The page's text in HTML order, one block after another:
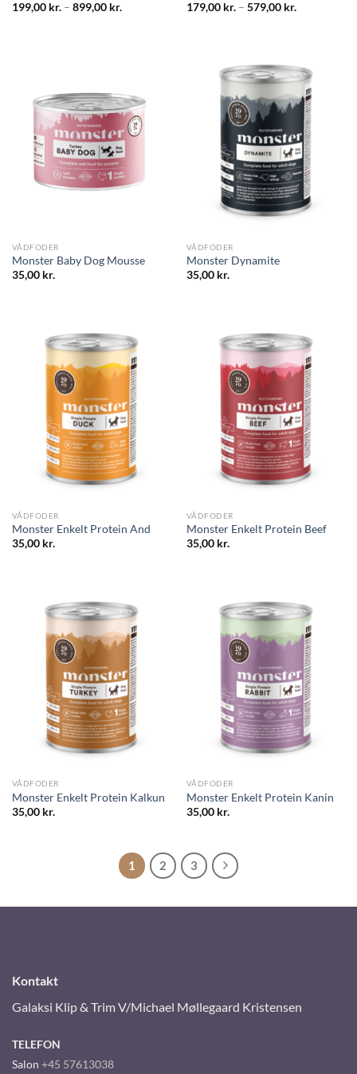
199,00 kr.– 899,00 kr. 179,00 kr.– 579,00 kr.
VÅDFODER
Monster Baby Dog Mousse
35,00 kr.
VÅDFODER
Monster Dynamite
35,00 kr.
VÅDFODER
Monster Enkelt Protein And
35,00 kr.
VÅDFODER
Monster Enkelt Protein Beef
35,00 kr.
VÅDFODER
Monster Enkelt Protein Kalkun
35,00 kr.
VÅDFODER
Monster Enkelt Protein Kanin
35,00 kr.
1 2 3
Kontakt
Galaksi Klip & Trim V/Michael Møllegaard Kristensen
TELEFON
Salon +45 57613038